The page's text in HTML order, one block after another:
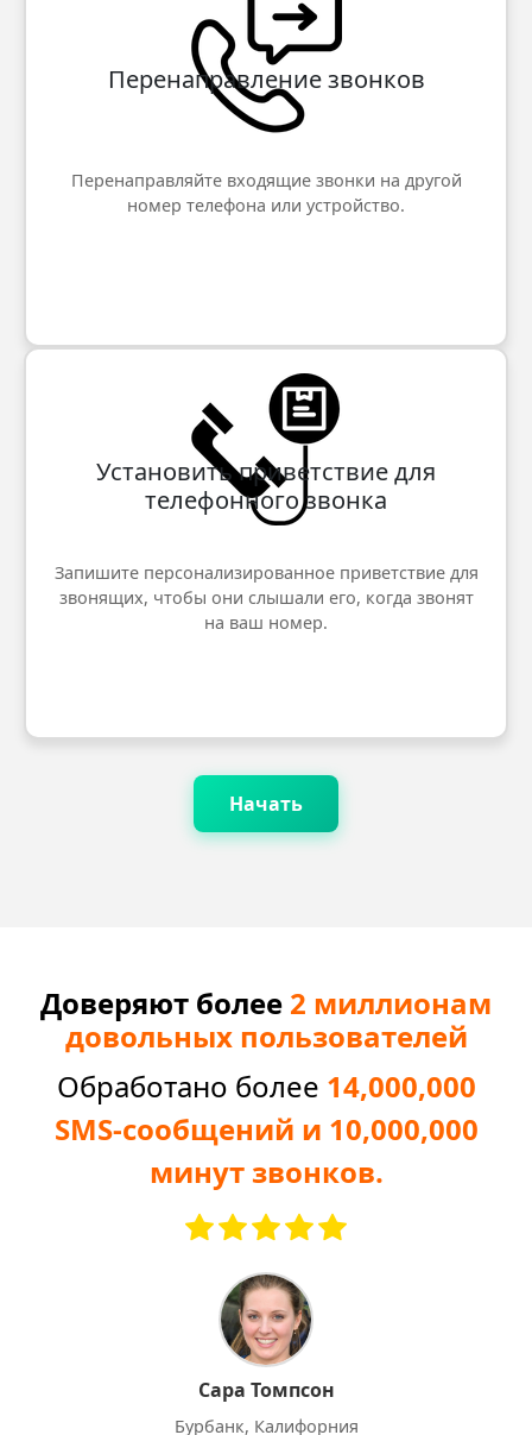
Перенаправление звонков
Перенаправляйте входящие звонки на другой
номер телефона или устройство.
Установить приветствие для
телефонного звонка
Запишите персонализированное приветствие для
звонящих, чтобы они слышали его, когда звонят
на ваш номер.
Начать
Доверяют более 2 миллионам
довольных пользователей
Обработано более 14,000,000
SMS-сообщений и 10,000,000
минут звонков.
Сара Томпсон
Бурбанк, Калифорния